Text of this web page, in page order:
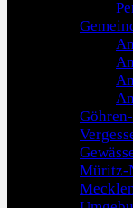
Müritz-